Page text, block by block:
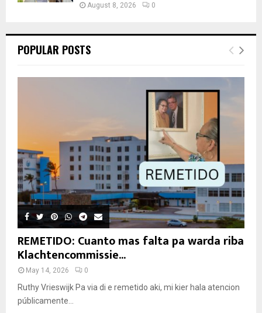
August 8, 2026 0
POPULAR POSTS
REMETIDO: Cuanto mas falta pa warda riba
Klachtencommissie...
May 14, 2026 0
Ruthy Vrieswijk Pa via di e remetido aki, mi kier hala atencion
públicamente...